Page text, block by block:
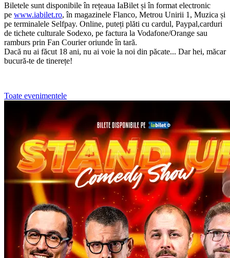
Biletele sunt disponibile în rețeaua IaBilet și în format electronic
pe www.iabilet.ro, în magazinele Flanco, Metrou Unirii 1, Muzica și
pe terminalele Selfpay. Online, puteți plăti cu cardul, Paypal,carduri
de tichete culturale Sodexo, pe factura la Vodafone/Orange sau
ramburs prin Fan Courier oriunde în tară.
Dacă nu ai făcut 18 ani, nu ai voie la noi din păcate... Dar hei, măcar
bucură-te de tinerețe!
Toate evenimentele